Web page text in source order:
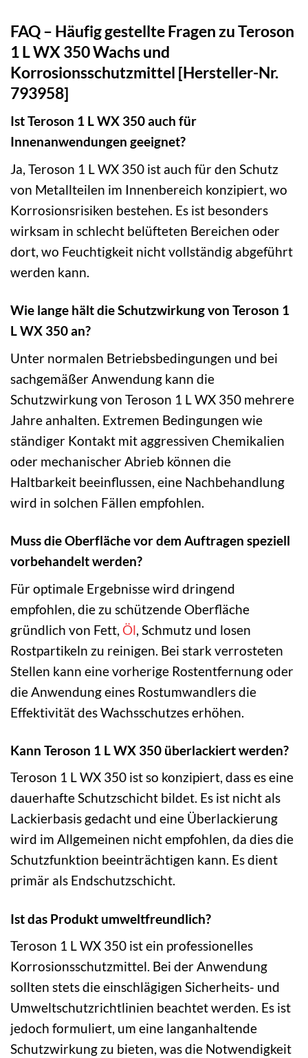
FAQ – Häufig gestellte Fragen zu Teroson
1 L WX 350 Wachs und
Korrosionsschutzmittel [Hersteller-Nr.
793958]
Ist Teroson 1 L WX 350 auch für
Innenanwendungen geeignet?
Ja, Teroson 1 L WX 350 ist auch für den Schutz
von Metallteilen im Innenbereich konzipiert, wo
Korrosionsrisiken bestehen. Es ist besonders
wirksam in schlecht belüfteten Bereichen oder
dort, wo Feuchtigkeit nicht vollständig abgeführt
werden kann.
Wie lange hält die Schutzwirkung von Teroson 1
L WX 350 an?
Unter normalen Betriebsbedingungen und bei
sachgemäßer Anwendung kann die
Schutzwirkung von Teroson 1 L WX 350 mehrere
Jahre anhalten. Extremen Bedingungen wie
ständiger Kontakt mit aggressiven Chemikalien
oder mechanischer Abrieb können die
Haltbarkeit beeinflussen, eine Nachbehandlung
wird in solchen Fällen empfohlen.
Muss die Oberfläche vor dem Auftragen speziell
vorbehandelt werden?
Für optimale Ergebnisse wird dringend
empfohlen, die zu schützende Oberfläche
gründlich von Fett, Öl , Schmutz und losen
Rostpartikeln zu reinigen. Bei stark verrosteten
Stellen kann eine vorherige Rostentfernung oder
die Anwendung eines Rostumwandlers die
Effektivität des Wachsschutzes erhöhen.
Kann Teroson 1 L WX 350 überlackiert werden?
Teroson 1 L WX 350 ist so konzipiert, dass es eine
dauerhafte Schutzschicht bildet. Es ist nicht als
Lackierbasis gedacht und eine Überlackierung
wird im Allgemeinen nicht empfohlen, da dies die
Schutzfunktion beeinträchtigen kann. Es dient
primär als Endschutzschicht.
Ist das Produkt umweltfreundlich?
Teroson 1 L WX 350 ist ein professionelles
Korrosionsschutzmittel. Bei der Anwendung
sollten stets die einschlägigen Sicherheits- und
Umweltschutzrichtlinien beachtet werden. Es ist
jedoch formuliert, um eine langanhaltende
Schutzwirkung zu bieten, was die Notwendigkeit